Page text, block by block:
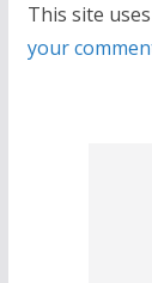
This site
your